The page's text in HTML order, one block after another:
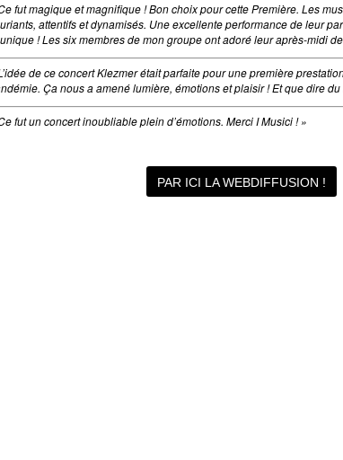
fut magique et magnifique ! Bon choix pour cette Première. Les
attentifs et dynamisés. Une excellente performance de leur
! Les six membres de mon groupe ont adoré leur après-midi
de ce concert Klezmer était parfaite pour une première
Ça nous a amené lumière, émotions et plaisir ! Et que dire
fut un concert inoubliable plein d’émotions. Merci I Musici ! »
PAR ICI LA WEBDIFFUSION !